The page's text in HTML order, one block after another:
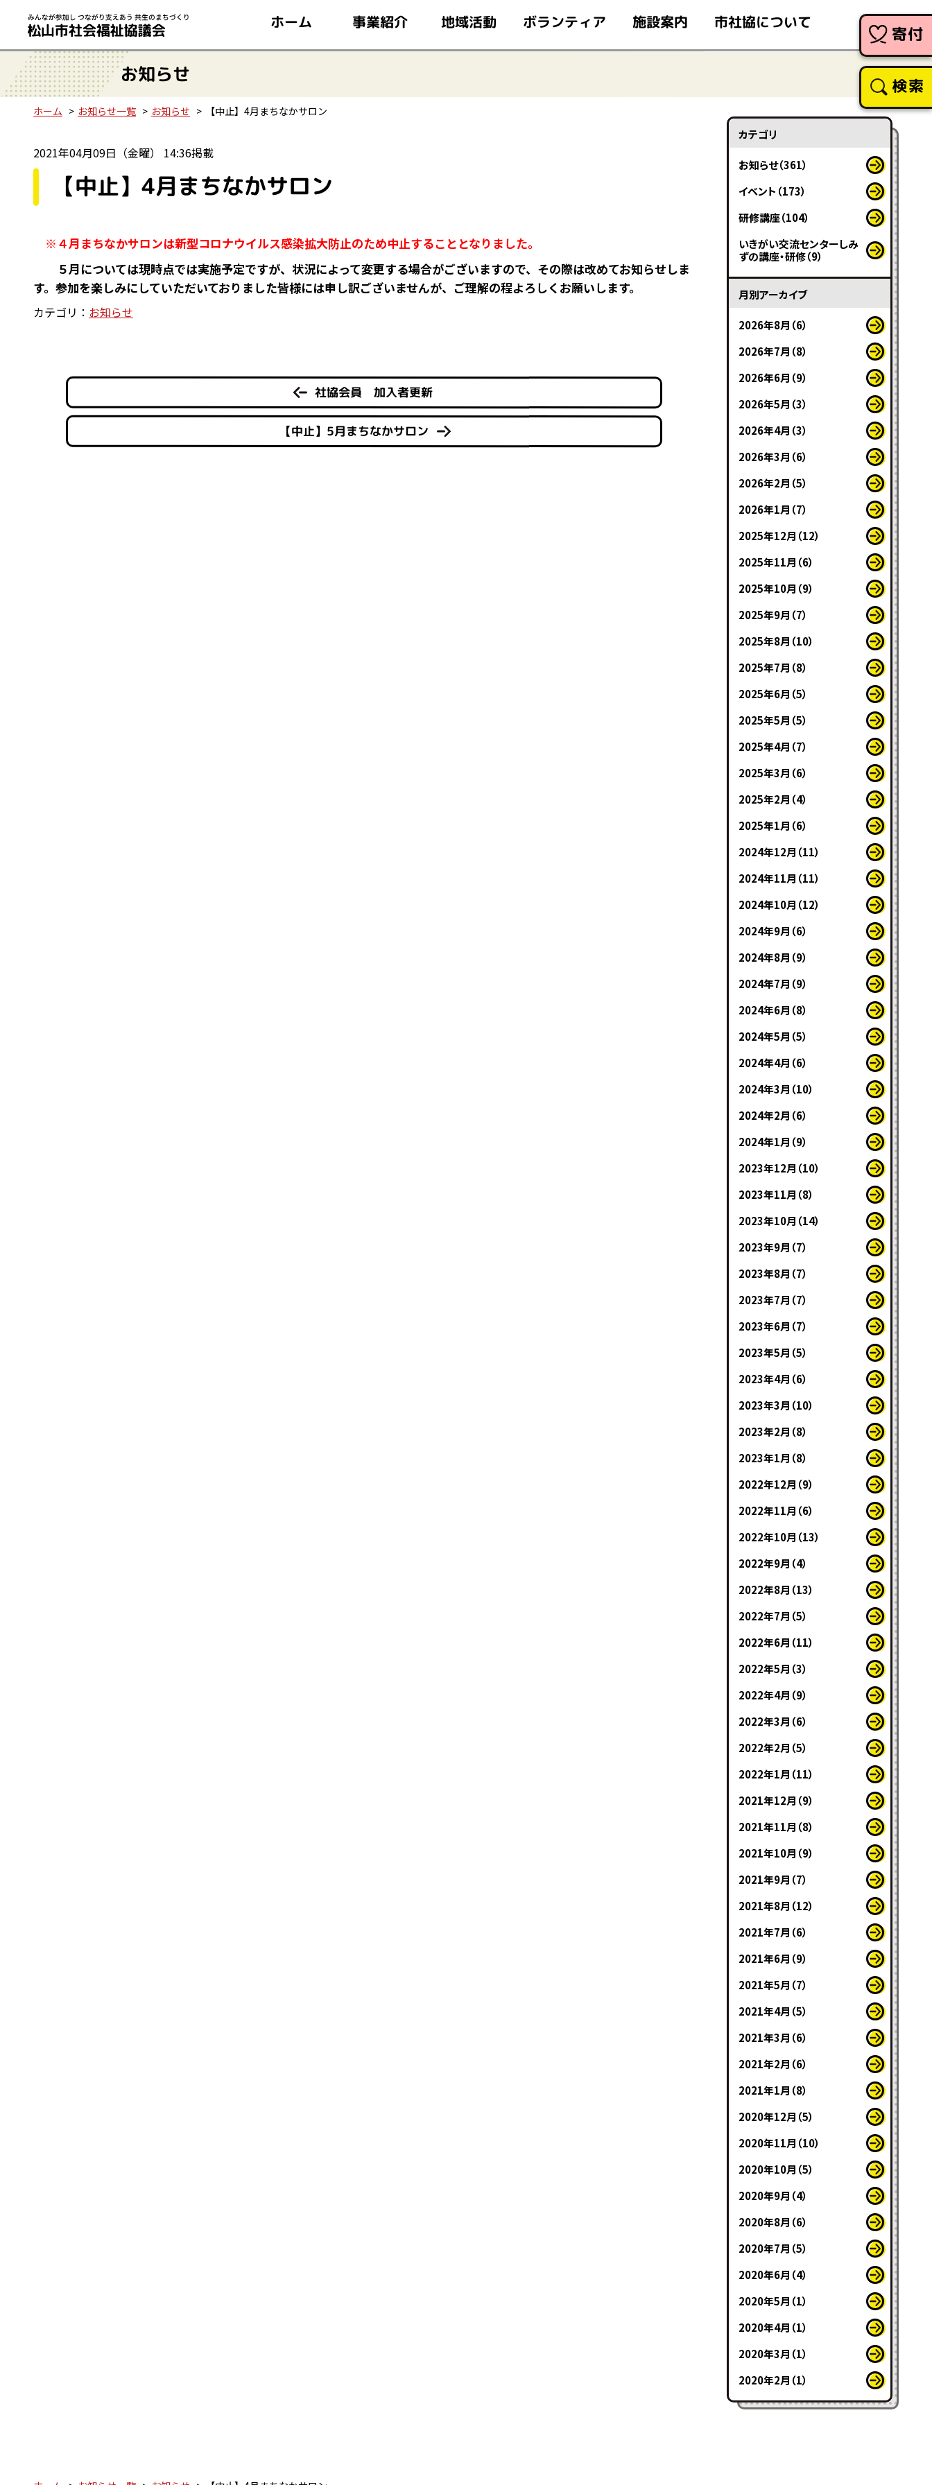
ホーム 事業紹介 地域活動 ボランティア 施設案内 市社協について
寄付
検索
お知らせ
ホーム お知らせ一覧 お知らせ 【中止】4月まちなかサロン
2021年04月09日（金曜） 14:36掲載
【中止】4月まちなかサロン
※４月まちなかサロンは新型コロナウイルス感染拡大防止のため中止することとなりました。
５月については現時点では実施予定ですが、状況によって変更する場合がございますので、その際は改めてお知らせしま
す。参加を楽しみにしていただいておりました皆様には申し訳ございませんが、ご理解の程よろしくお願いします。
カテゴリ： お知らせ
社協会員 加入者更新
【中止】5月まちなかサロン
カテゴリ
お知らせ（361）
イベント（173）
研修講座（104）
いきがい交流センターしみ
ずの講座・研修（9）
月別アーカイブ
2026年8月（6）
2026年7月（8）
2026年6月（9）
2026年5月（3）
2026年4月（3）
2026年3月（6）
2026年2月（5）
2026年1月（7）
2025年12月（12）
2025年11月（6）
2025年10月（9）
2025年9月（7）
2025年8月（10）
2025年7月（8）
2025年6月（5）
2025年5月（5）
2025年4月（7）
2025年3月（6）
2025年2月（4）
2025年1月（6）
2024年12月（11）
2024年11月（11）
2024年10月（12）
2024年9月（6）
2024年8月（9）
2024年7月（9）
2024年6月（8）
2024年5月（5）
2024年4月（6）
2024年3月（10）
2024年2月（6）
2024年1月（9）
2023年12月（10）
2023年11月（8）
2023年10月（14）
2023年9月（7）
2023年8月（7）
2023年7月（7）
2023年6月（7）
2023年5月（5）
2023年4月（6）
2023年3月（10）
2023年2月（8）
2023年1月（8）
2022年12月（9）
2022年11月（6）
2022年10月（13）
2022年9月（4）
2022年8月（13）
2022年7月（5）
2022年6月（11）
2022年5月（3）
2022年4月（9）
2022年3月（6）
2022年2月（5）
2022年1月（11）
2021年12月（9）
2021年11月（8）
2021年10月（9）
2021年9月（7）
2021年8月（12）
2021年7月（6）
2021年6月（9）
2021年5月（7）
2021年4月（5）
2021年3月（6）
2021年2月（6）
2021年1月（8）
2020年12月（5）
2020年11月（10）
2020年10月（5）
2020年9月（4）
2020年8月（6）
2020年7月（5）
2020年6月（4）
2020年5月（1）
2020年4月（1）
2020年3月（1）
2020年2月（1）